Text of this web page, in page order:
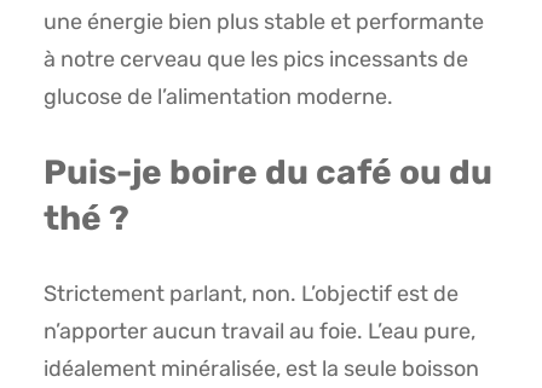
une énergie bien plus stable et performante
à notre cerveau que les pics incessants de
glucose de l’alimentation moderne.
Puis-je boire du café ou du
thé ?
Strictement parlant, non. L’objectif est de
n’apporter aucun travail au foie. L’eau pure,
idéalement minéralisée, est la seule boisson